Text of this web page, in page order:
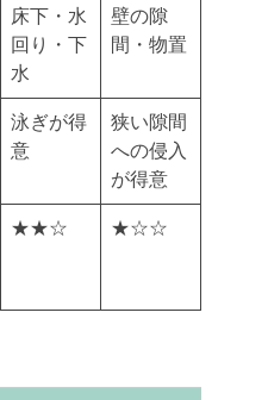
床下・水
回り・下
水
壁の隙
間・物置
泳ぎが得
意
狭い隙間
への侵入
が得意
★★☆ ★☆☆